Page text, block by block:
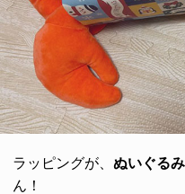
ラッピングが、 ぬいぐる
ん！